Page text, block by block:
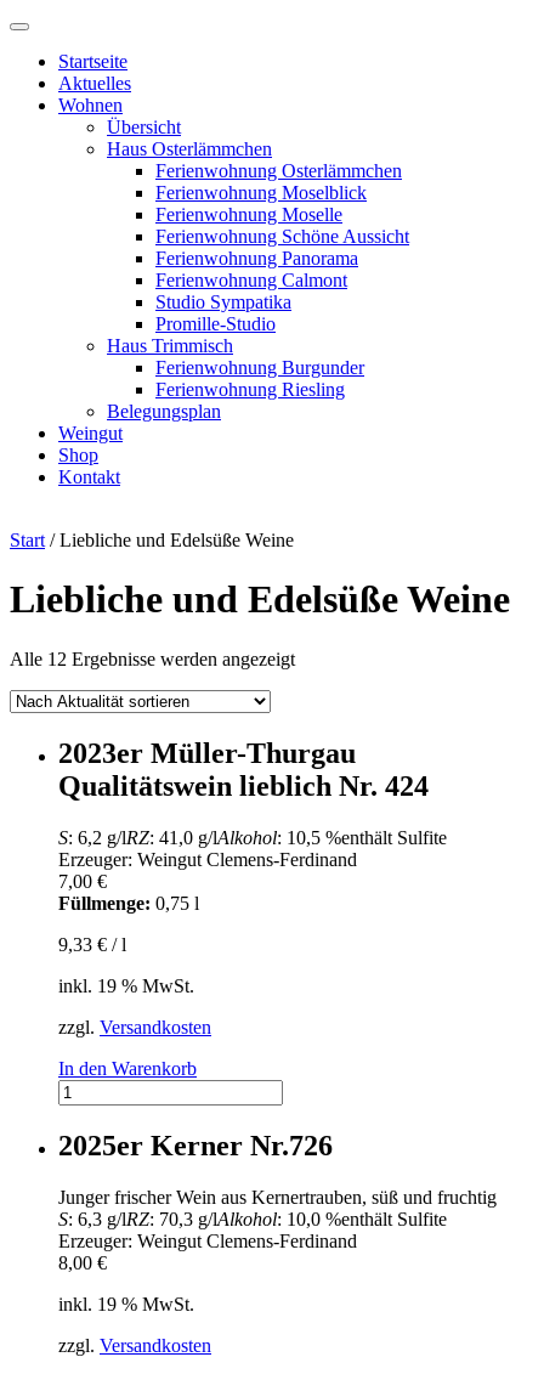
Startseite
Aktuelles
Wohnen
Übersicht
Haus Osterlämmchen
Ferienwohnung Osterlämmchen
Ferienwohnung Moselblick
Ferienwohnung Moselle
Ferienwohnung Schöne Aussicht
Ferienwohnung Panorama
Ferienwohnung Calmont
Studio Sympatika
Promille-Studio
Haus Trimmisch
Ferienwohnung Burgunder
Ferienwohnung Riesling
Belegungsplan
Weingut
Shop
Kontakt
Start / Liebliche und Edelsüße Weine
Liebliche und Edelsüße Weine
Alle 12 Ergebnisse werden angezeigtNach
2023er Müller-Thurgau
Qualitätswein lieblich Nr. 424
S: 6,2 g/lRZ: 41,0 g/lAlkohol: 10,5 %enthält Sulfite
Erzeuger: Weingut Clemens-Ferdinand
7,00 €
Füllmenge: 0,75 l
9,33 € /l
inkl. 19 % MwSt.
zzgl. Versandkosten
In den Warenkorb
2023er
Müller-
Thurgau
Qualitätswein
Nr.
424
Menge
2025er Kerner Nr.726
Junger frischer Wein aus Kernertrauben, süß und fruchtig
S: 6,3 g/lRZ: 70,3 g/lAlkohol: 10,0 %enthält Sulfite
Erzeuger: Weingut Clemens-Ferdinand
8,00 €
inkl. 19 % MwSt.
zzgl. Versandkosten